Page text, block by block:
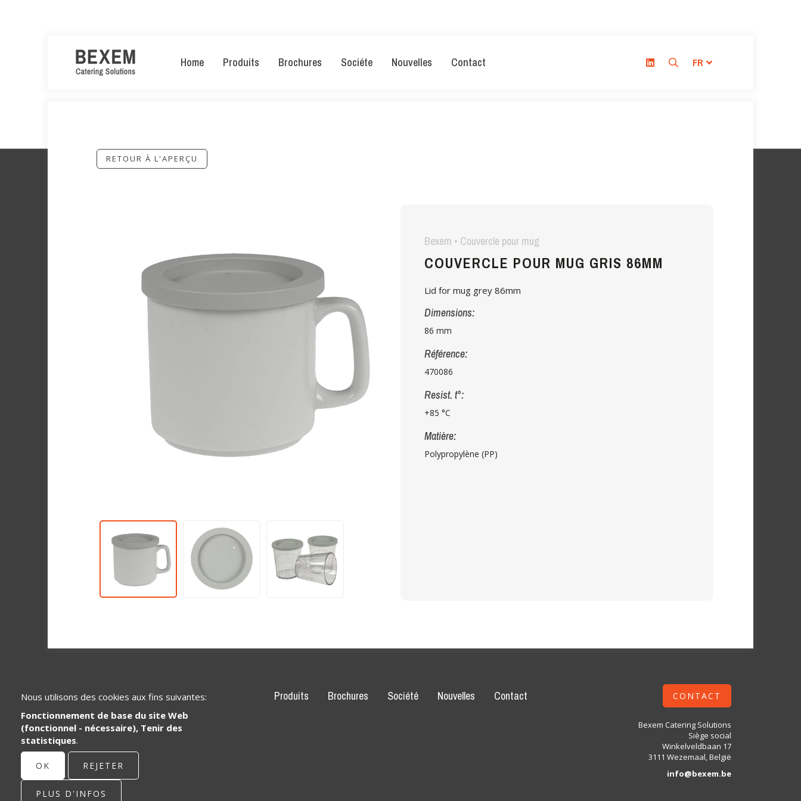
Home Produits Brochures Sociéte Nouvelles Contact FR
RETOUR À L'APERÇU
Bexem • Couvercle pour mug
COUVERCLE POUR MUG GRIS 86MM
Lid for mug grey 86mm
Dimensions:
86 mm
Référence:
470086
Resist. t°:
+85 °C
Matière:
Polypropylène (PP)
Spécialisé dans le développement et la
distribution de pièces de systèmes en
plastique pour le secteur de la santé et
de la restauration.
Produits Brochures Société Nouvelles Contact CONTACT
Bexem Catering Solutions
Siège social
Winkelveldbaan 17
3111 Wezemaal, België
info@bexem.be
Nous utilisons des cookies aux fins suivantes:
Fonctionnement de base du site Web
(fonctionnel - nécessaire), Tenir des
statistiques.
OK REJETER
PLUS D'INFOS